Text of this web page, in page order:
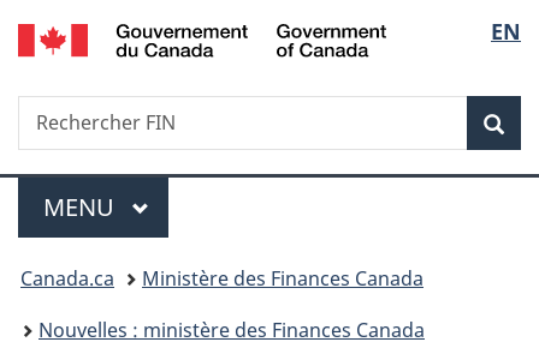
Passer
au
Passer
à
du
Passer
à
simplifiée
de
la
EN
Recherche
Rechercher
FIN
Menu
MENU PRINCIPAL
Vous
êtes
Canada.ca
Ministère des Finances Canada
Nouvelles : ministère des Finances Canada